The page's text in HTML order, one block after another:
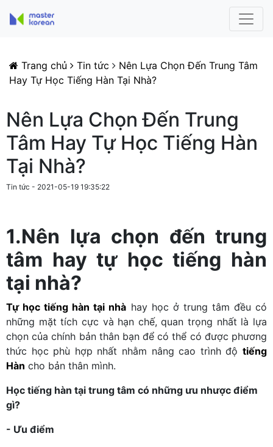
Trang chủ Tin tức
Nên Lựa Chọn Đến Trung Tâm
Hay Tự Học Tiếng Hàn Tại Nhà?
Nên Lựa Chọn Đến Trung
Tâm Hay Tự Học Tiếng Hàn
Tại Nhà?
Tin tức - 2021-05-19 19:35:22
1.Nên lựa chọn đến trung
tâm hay tự học tiếng hàn
tại nhà?
Tự học tiếng hàn tại nhà hay học ở trung tâm đều có
những mặt tích cực và hạn chế, quan trọng nhất là lựa
chọn của chính bản thân bạn để có thể có được phương
thức học phù hợp nhất nhằm nâng cao trình độ tiếng
Hàn cho bản thân mình.
Học tiếng hàn tại trung tâm có những ưu nhược điểm
gì?
- Ưu điểm